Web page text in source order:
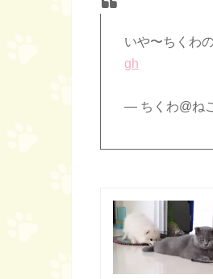
いや〜ちくわ
gh
— ちくわ@ね